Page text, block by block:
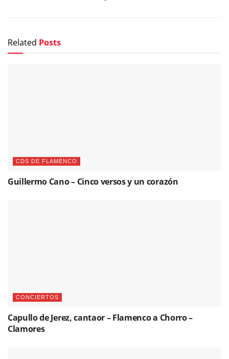
Related Posts
CDS DE FLAMENCO
Guillermo Cano – Cinco versos y un corazón
CONCIERTOS
Capullo de Jerez, cantaor – Flamenco a Chorro –
Clamores